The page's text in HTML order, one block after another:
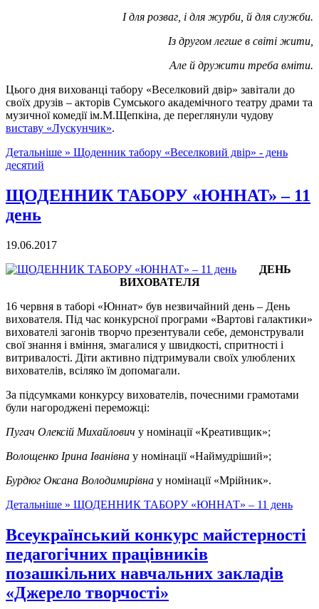
І для розваг, і для журби, й для служби.
Із другом легше в світі жити,
Але й дружити треба вміти.
Цього дня вихованці табору «Веселковий двір» завітали до
своїх друзів – акторів Сумського академічного театру драми та
музичної комедії ім.М.Щепкіна, де переглянули чудову
виставу «Лускунчик».
Детальніше » Щоденник табору «Веселковий двір» - день
десятий
ЩОДЕННИК ТАБОРУ «ЮННАТ» – 11
день
19.06.2017
ДЕНЬ
ВИХОВАТЕЛЯ
16 червня в таборі «Юннат» був незвичайний день – День
вихователя. Під час конкурсної програми «Вартові галактики»
вихователі загонів творчо презентували себе, демонстрували
свої знання і вміння, змагалися у швидкості, спритності і
витривалості. Діти активно підтримували своїх улюблених
вихователів, всіляко їм допомагали.
За підсумками конкурсу вихователів, почесними грамотами
були нагороджені переможці:
Пугач Олексій Михайлович у номінації «Креативщик»;
Волощенко Ірина Іванівна у номінації «Наймудріший»;
Бурдюг Оксана Володимирівна у номінації «Мрійник».
Детальніше » ЩОДЕННИК ТАБОРУ «ЮННАТ» – 11 день
Всеукраїнський конкурс майстерності
педагогічних працівників
позашкільних навчальних закладів
«Джерело творчості»